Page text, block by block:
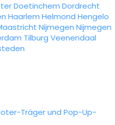
Doetinchem Dordrecht
Haarlem Helmond Hengelo
Nijmegen Nijmegen
Tilburg Veenendaal
Träger und Pop-Up-